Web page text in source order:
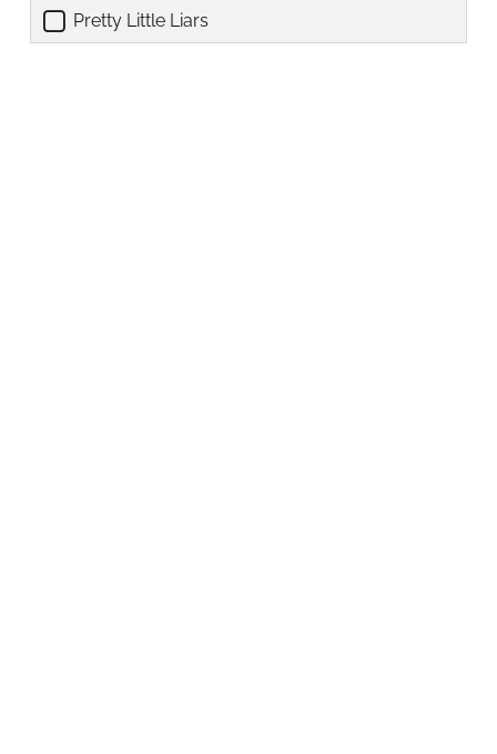
Pretty Little Liars